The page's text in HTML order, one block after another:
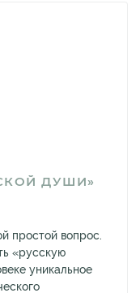
ДУШИ»
простой вопрос.
«русскую
уникальное